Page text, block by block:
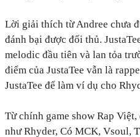
Lời giải thích từ Andree chưa
đánh bại được đối thủ.
melodic đầu tiên và lan tỏa
điểm của JustaTee vẫn là
JustaTee để làm ví dụ cho
Từ chính game show Rap
như Rhyder, Có MCK, Vsoul,